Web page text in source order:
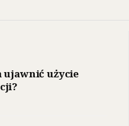
użycie